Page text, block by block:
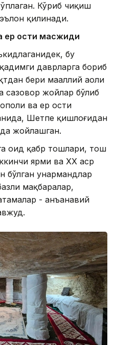
Кўриб чиқиш
қилинади.
ер ости масжиди
бу
даврларга бориб
бери маҳаллий аҳоли
сазовор жойлар бўлиб
ва ер ости
Шетпе қишлоғидан
жойлашган.
оид қабр тошлари, тош
ярми ва XX аср
ҳунармандлар
мақбаралар,
- анъанавий